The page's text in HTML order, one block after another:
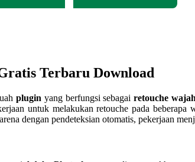
Terbaru Download
plugin yang berfungsi sebagairetouche wajah
untuk melakukan retouche pada beberapa
dengan pendeteksian otomatis, pekerjaan